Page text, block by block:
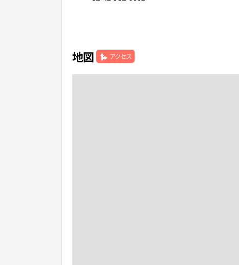
地図 アクセス